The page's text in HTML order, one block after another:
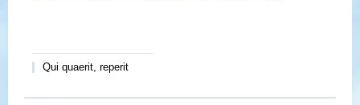
Qui quaerit, reperit